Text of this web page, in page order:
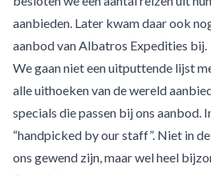
aanbieden. Later kwam daar ook
aanbod van Albatros Expedities bij.
We gaan niet een uitputtende lijst
alle uithoeken van de wereld
specials die passen bij ons aanbod.
“handpicked by our staff”. Niet in
ons gewend zijn, maar wel heel